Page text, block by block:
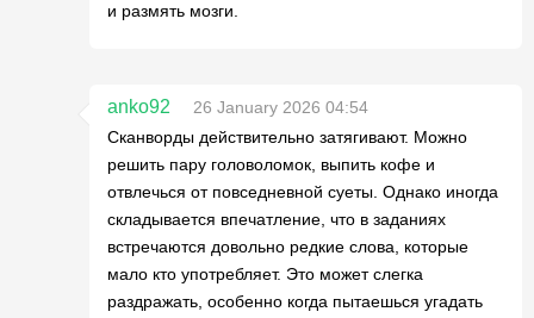
и размять мозги.
anko92
26 January 2026 04:54
Сканворды действительно затягивают. Можно
решить пару головоломок, выпить кофе и
отвлечься от повседневной суеты. Однако иногда
складывается впечатление, что в заданиях
встречаются довольно редкие слова, которые
мало кто употребляет. Это может слегка
раздражать, особенно когда пытаешься угадать